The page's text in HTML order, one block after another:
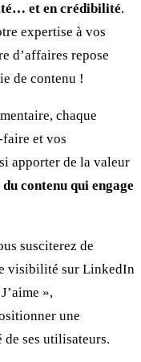
et en crédibilité.
expertise à vos
d’affaires repose
de contenu !
chaque
et vos
apporter de la valeur
contenu qui engage
susciterez de
visibilité sur LinkedIn
»,
une
ses utilisateurs.